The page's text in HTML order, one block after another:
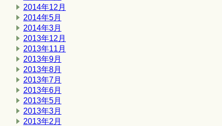
2014年12月
2014年5月
2014年3月
2013年12月
2013年11月
2013年9月
2013年8月
2013年7月
2013年6月
2013年5月
2013年3月
2013年2月